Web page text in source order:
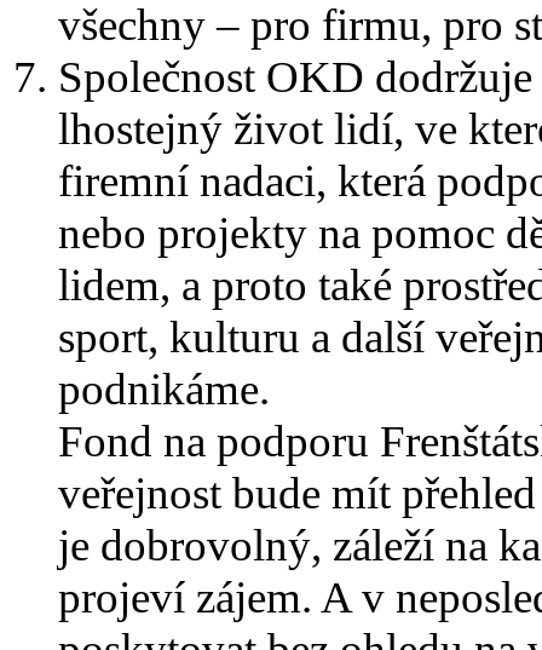
všechny – pro firmu, pro
Společnost OKD
lhostejný život lidí, ve
firemní nadaci, která
nebo projekty na pomoc
lidem, a proto také
sport, kulturu a další
podnikáme.
Fond na podporu
veřejnost bude mít
je dobrovolný, záleží na
projeví zájem. A v